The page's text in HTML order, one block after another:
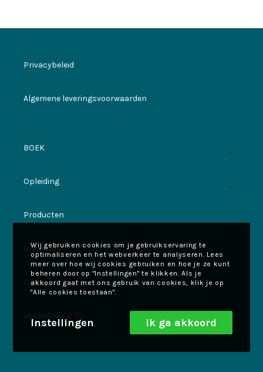
Privacybeleid
Algemene leveringsvoorwaarden
BOEK
Opleiding
Producten
Inspiratie
Contact
Winkelmand
Wij gebruiken cookies om je gebruikservaring te
optimaliseren en het webverkeer te analyseren. Lees
meer over hoe wij cookies gebruiken en hoe je ze kunt
beheren door op "Instellingen" te klikken. Als je
akkoord gaat met ons gebruik van cookies, klik je op
"Alle cookies toestaan".
Instellingen Ik ga akkoord